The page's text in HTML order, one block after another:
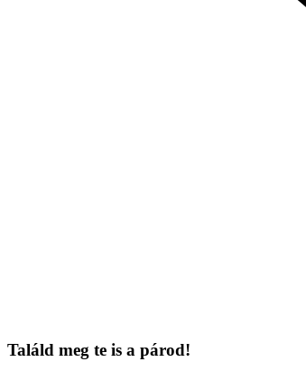
Találd meg te is a párod!